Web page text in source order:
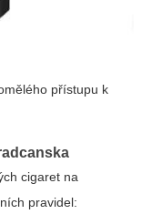
přístupu k
cigaret na
pravidel: